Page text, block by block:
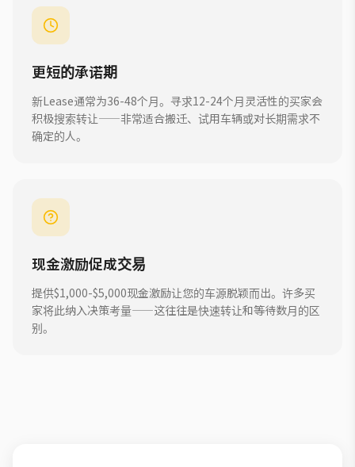
更短的承诺期
新Lease通常为36-48个月。寻求12-24个月灵活性的买家会
积极搜索转让——非常适合搬迁、试用车辆或对长期需求不
确定的人。
现金激励促成交易
提供$1,000-$5,000现金激励让您的车源脱颖而出。许多买
家将此纳入决策考量——这往往是快速转让和等待数月的区
别。